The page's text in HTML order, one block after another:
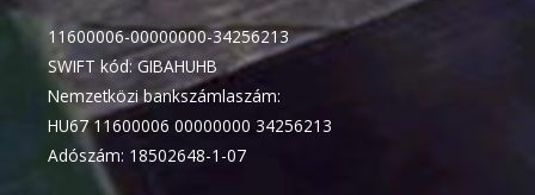
11600006-00000000-34256213
SWIFT kód: GIBAHUHB
Nemzetközi bankszámlaszám:
HU67 11600006 00000000 34256213
Adószám: 18502648-1-07